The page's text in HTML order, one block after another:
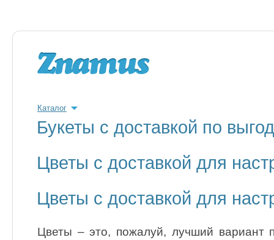
Каталог
Букеты с доставкой по
Цветы с доставкой для
Цветы с доставкой для
Цветы – это, пожалуй, лучший вариант